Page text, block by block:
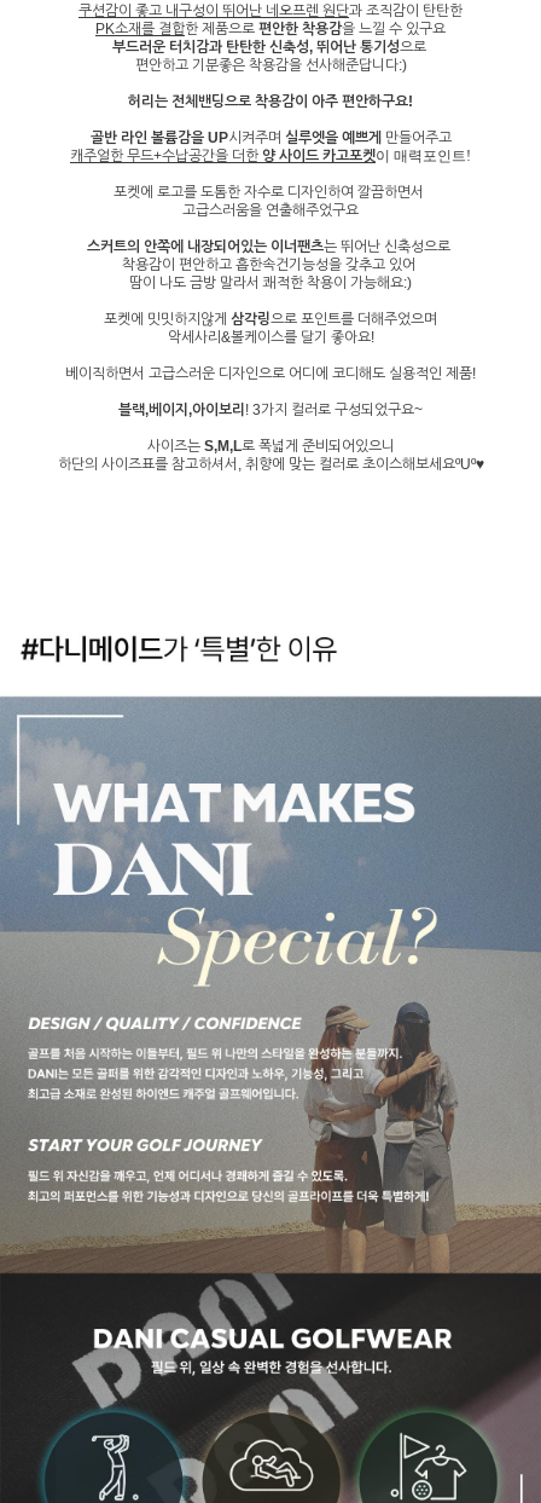
쿠션감이 좋고 내구성이 뛰어난 네오프렌 원단과 조직감이 탄탄한
PK소재를 결합한 제품으로 편안한 착용감을 느낄 수 있구요
부드러운 터치감과 탄탄한 신축성, 뛰어난 통기성으로
편안하고 기분좋은 착용감을 선사해준답니다:)
허리는 전체밴딩으로 착용감이 아주 편안하구요!
골반 라인 볼륨감을 UP시켜주며 실루엣을 예쁘게 만들어주고
캐주얼한 무드+수납공간을 더한 양 사이드 카고포켓이 매력포인트!
포켓에 로고를 도톰한 자수로 디자인하여 깔끔하면서
고급스러움을 연출해주었구요
스커트의 안쪽에 내장되어있는 이너팬츠는 뛰어난 신축성으로
착용감이 편안하고 흡한속건기능성을 갖추고 있어
땀이 나도 금방 말라서 쾌적한 착용이 가능해요:)
포켓에 밋밋하지않게 삼각링으로 포인트를 더해주었으며
악세사리&볼케이스를 달기 좋아요!
베이직하면서 고급스러운 디자인으로 어디에 코디해도 실용적인 제품!
블랙,베이지,아이보리 ! 3가지 컬러로 구성되었구요~
사이즈는 S,M,L로 폭넓게 준비되어있으니
하단의 사이즈표를 참고하셔서, 취향에 맞는 컬러로 초이스해보세요ºUº♥